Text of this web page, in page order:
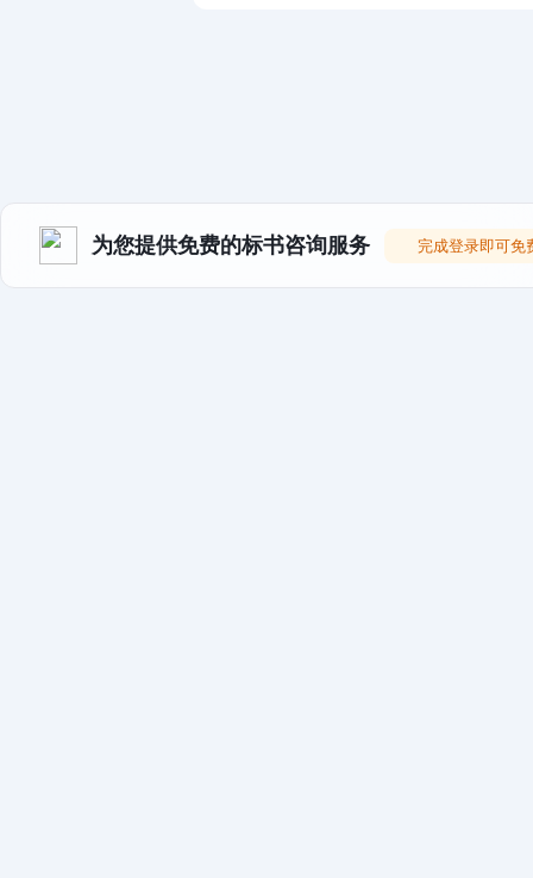
为您提供免费的标书咨询服务 完成登录即可免